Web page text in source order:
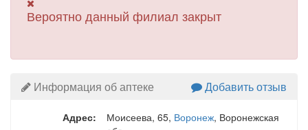
Вероятно данный филиал закрыт
Информация об аптеке Добавить отзыв
Адрес: Моисеева, 65, Воронеж, Воронежская